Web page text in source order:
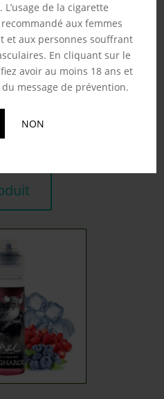
de la cigarette
aux femmes
et aux personnes souffrant
En cliquant sur le
avoir au moins 18 ans et
message de prévention.
NON